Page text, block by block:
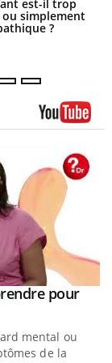
est-il trop
simplement
?
éviter une otite
vacances ?
pour
mental ou
de la